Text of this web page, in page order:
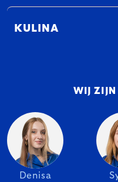
KULINA
WIJ ZIJN
Denisa